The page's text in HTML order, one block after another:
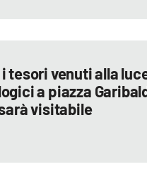
tesori venuti alla
a piazza
visitabile